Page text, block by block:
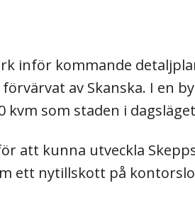
inför kommande
av Skanska. I en
kvm som staden i
att kunna utveckla
nytillskott på